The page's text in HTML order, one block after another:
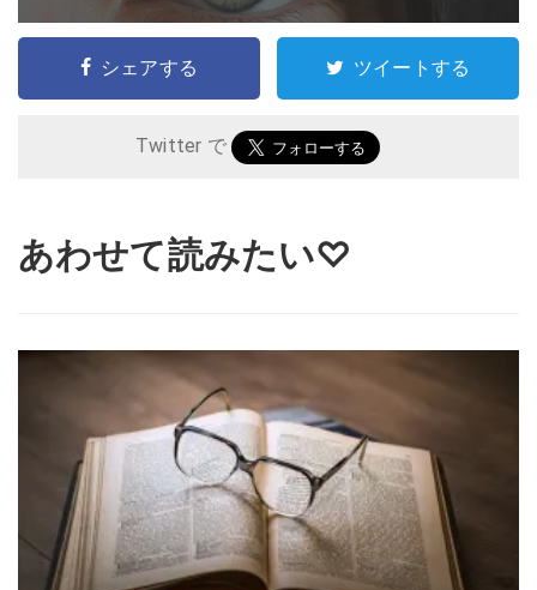
シェアする ツイートする
Twitter で
あわせて読みたい♡